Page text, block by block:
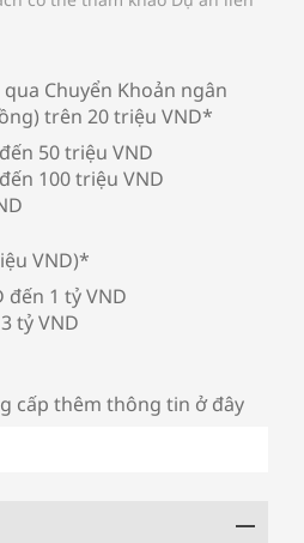
Chuyển Khoản ngân
trên 20 triệu VND*
50 triệu VND
100 triệu VND
VND)*
đến 1 tỷ VND
tỷ VND
cấp thêm thông tin ở đây